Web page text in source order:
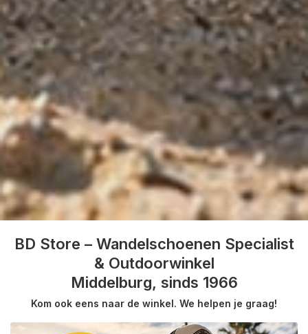
BD Store – Wandelschoenen Specialist
& Outdoorwinkel
Middelburg, sinds 1966
Kom ook eens naar de winkel. We helpen je graag!